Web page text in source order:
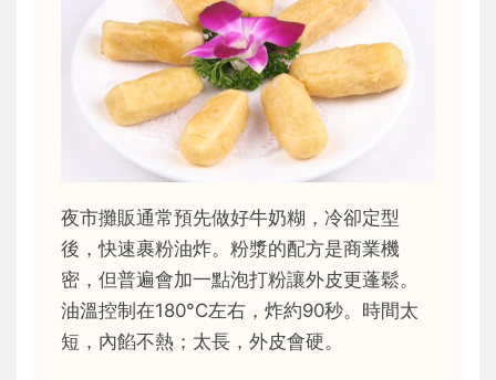
夜市攤販通常預先做好牛奶糊，冷卻定型
後，快速裹粉油炸。粉漿的配方是商業機
密，但普遍會加一點泡打粉讓外皮更蓬鬆。
油溫控制在180°C左右，炸約90秒。時間太
短，內餡不熱；太長，外皮會硬。